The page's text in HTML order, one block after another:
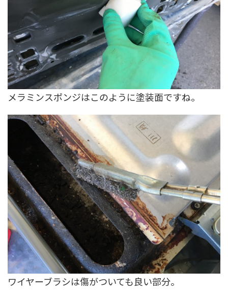
メラミンスポンジはこのように塗装面ですね。
ワイヤーブラシは傷がついても良い部分。